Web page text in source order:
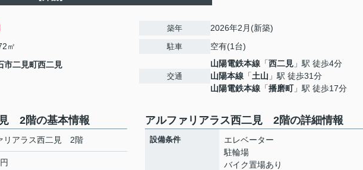
㎡
市二見町西二見
築年 2026年2月(新築)
駐車 空有(1台)
交通
山陽電鉄本線 「西二見 」駅 徒歩4分
山陽本線 「土山 」駅 徒歩31分
山陽電鉄本線 「播磨町」駅 徒歩17分
2階の基本情報
リアラス西二見 2階
アルファリアラス西二見 2階の詳細情報
設備条件
エレベーター
駐輪場
バイク置場あり